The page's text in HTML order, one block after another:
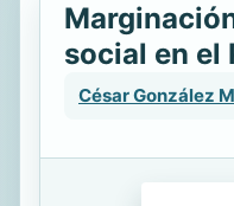
social en el
César González